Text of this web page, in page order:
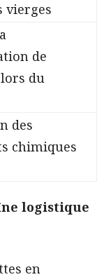
vierges
de
du
des
chimiques
logistique
en